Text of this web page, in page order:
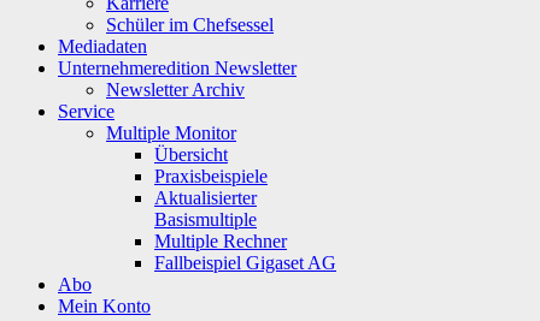
Schüler im Chefsessel
Mediadaten
Unternehmeredition Newsletter
Newsletter Archiv
Service
Multiple Monitor
Übersicht
Praxisbeispiele
Aktualisierter
Basismultiple
Multiple Rechner
Fallbeispiel Gigaset AG
Abo
Mein Konto